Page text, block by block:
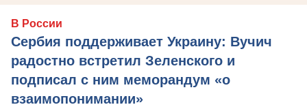
В России
Сербия поддерживает Украину: Вучич
радостно встретил Зеленского и
подписал с ним меморандум «о
взаимопонимании»